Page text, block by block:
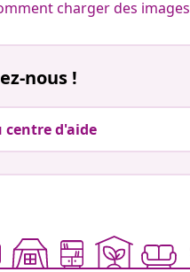
charger des images
nous !
centre d'aide